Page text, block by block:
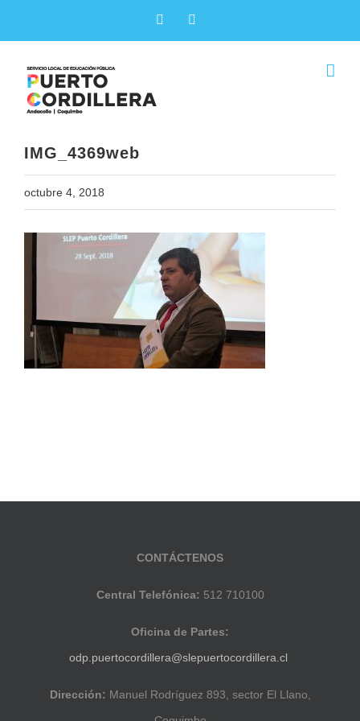
Facebook
IMG_4369web
octubre 4, 2018
CONTÁCTENOS
Central Telefónica: 512 710100
Oficina de Partes:
odp.puertocordillera@slepuertocordillera.cl
Dirección: Manuel Rodríguez 893, sector El Llano,